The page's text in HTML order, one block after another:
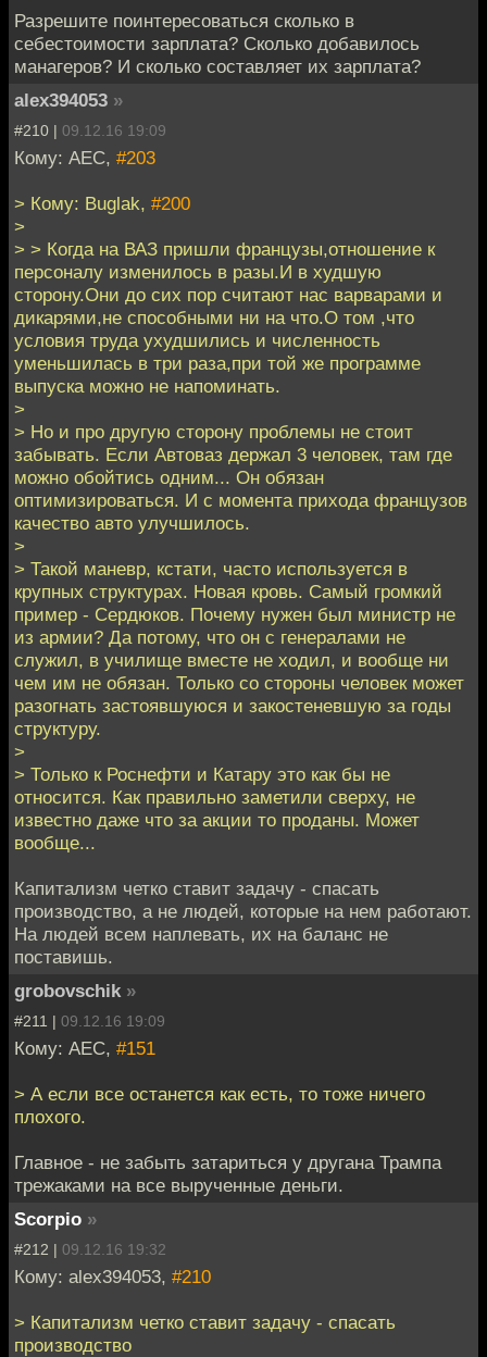
Разрешите поинтересоваться сколько в
себестоимости зарплата? Сколько добавилось
манагеров? И сколько составляет их зарплата?
alex394053 »
#210 | 09.12.16 19:09
Кому: АЕС, #203
> Кому: Buglak, #200
>
> > Когда на ВАЗ пришли французы,отношение к
персоналу изменилось в разы.И в худшую
сторону.Они до сих пор считают нас варварами и
дикарями,не способными ни на что.О том ,что
условия труда ухудшились и численность
уменьшилась в три раза,при той же программе
выпуска можно не напоминать.
>
> Но и про другую сторону проблемы не стоит
забывать. Если Автоваз держал 3 человек, там где
можно обойтись одним... Он обязан
оптимизироваться. И с момента прихода французов
качество авто улучшилось.
>
> Такой маневр, кстати, часто используется в
крупных структурах. Новая кровь. Самый громкий
пример - Сердюков. Почему нужен был министр не
из армии? Да потому, что он с генералами не
служил, в училище вместе не ходил, и вообще ни
чем им не обязан. Только со стороны человек может
разогнать застоявшуюся и закостеневшую за годы
структуру.
>
> Только к Роснефти и Катару это как бы не
относится. Как правильно заметили сверху, не
известно даже что за акции то проданы. Может
вообще...
Капитализм четко ставит задачу - спасать
производство, а не людей, которые на нем работают.
На людей всем наплевать, их на баланс не
поставишь.
grobovschik »
#211 | 09.12.16 19:09
Кому: АЕС, #151
> А если все останется как есть, то тоже ничего
плохого.
Главное - не забыть затариться у другана Трампа
трежаками на все вырученные деньги.
Scorpio »
#212 | 09.12.16 19:32
Кому: alex394053, #210
> Капитализм четко ставит задачу - спасать
производство